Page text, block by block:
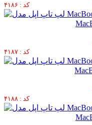
کد : ۴۱۸۶
کد : ۴۱۸۷
کد : ۴۱۸۸